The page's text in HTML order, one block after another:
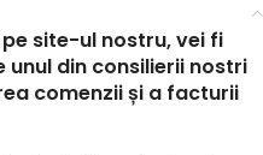
site-ul nostru, vei fi
din consilierii nostri
comenzii și a facturii